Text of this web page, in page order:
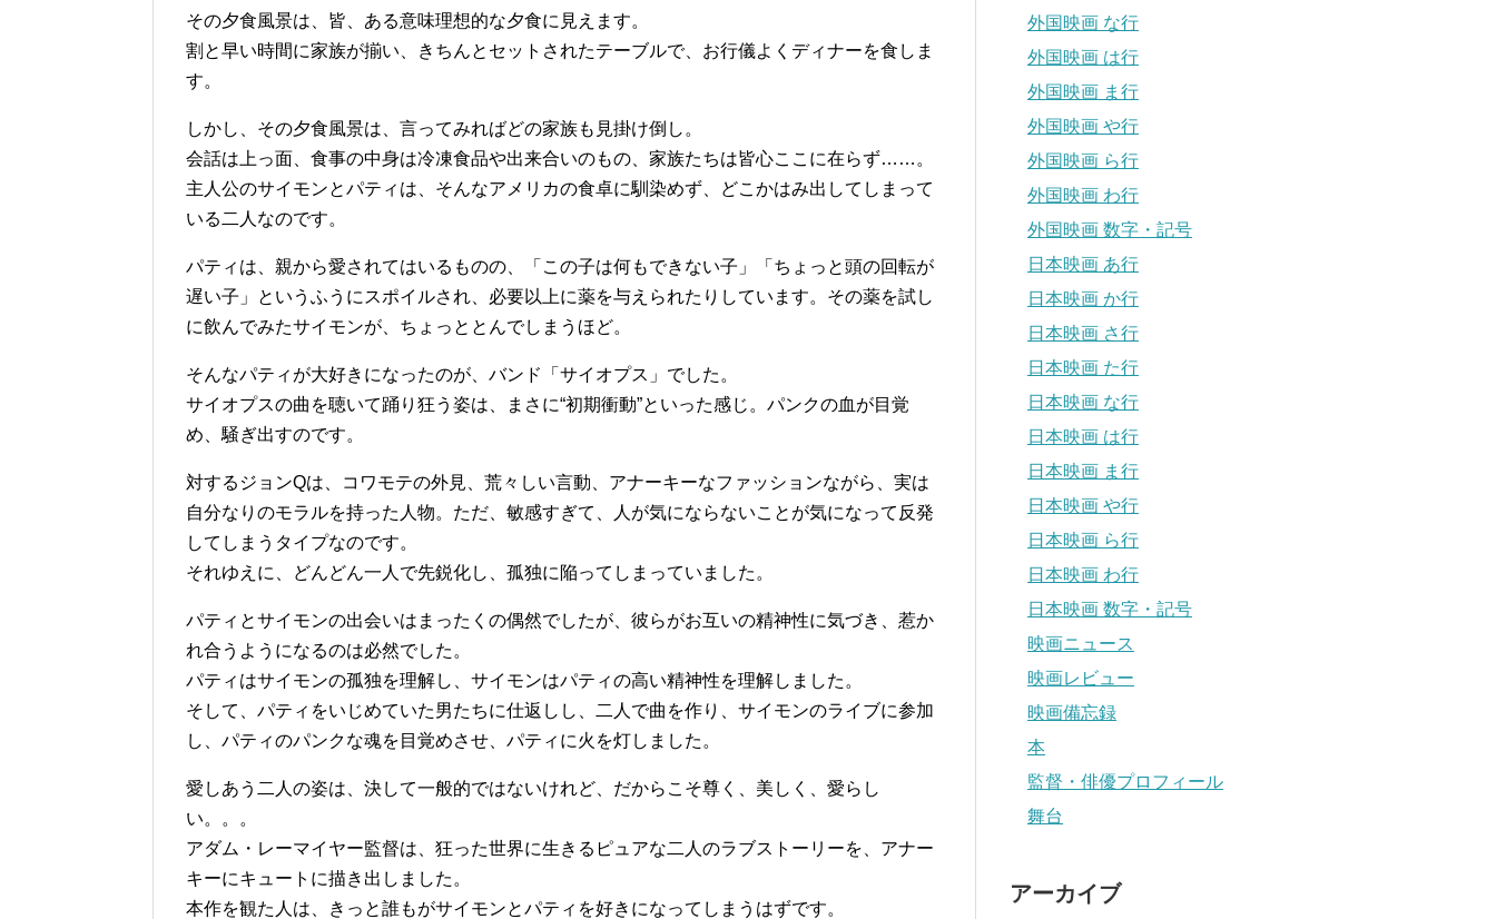
その夕食風景は、皆、ある意味理想的な夕食に見えます。
割と早い時間に家族が揃い、きちんとセットされたテーブルで、お行儀よくディナーを食しま
す。
しかし、その夕食風景は、言ってみればどの家族も見掛け倒し。
会話は上っ面、食事の中身は冷凍食品や出来合いのもの、家族たちは皆心ここに在らず……。
主人公のサイモンとパティは、そんなアメリカの食卓に馴染めず、どこかはみ出してしまって
いる二人なのです。
パティは、親から愛されてはいるものの、「この子は何もできない子」「ちょっと頭の回転が
遅い子」というふうにスポイルされ、必要以上に薬を与えられたりしています。その薬を試し
に飲んでみたサイモンが、ちょっととんでしまうほど。
そんなパティが大好きになったのが、バンド「サイオプス」でした。
サイオプスの曲を聴いて踊り狂う姿は、まさに“初期衝動”といった感じ。パンクの血が目覚
め、騒ぎ出すのです。
対するジョンQは、コワモテの外見、荒々しい言動、アナーキーなファッションながら、実は
自分なりのモラルを持った人物。ただ、敏感すぎて、人が気にならないことが気になって反発
してしまうタイプなのです。
それゆえに、どんどん一人で先鋭化し、孤独に陥ってしまっていました。
パティとサイモンの出会いはまったくの偶然でしたが、彼らがお互いの精神性に気づき、惹か
れ合うようになるのは必然でした。
パティはサイモンの孤独を理解し、サイモンはパティの高い精神性を理解しました。
そして、パティをいじめていた男たちに仕返しし、二人で曲を作り、サイモンのライブに参加
し、パティのパンクな魂を目覚めさせ、パティに火を灯しました。
愛しあう二人の姿は、決して一般的ではないけれど、だからこそ尊く、美しく、愛らし
い。。。
アダム・レーマイヤー監督は、狂った世界に生きるピュアな二人のラブストーリーを、アナー
キーにキュートに描き出しました。
本作を観た人は、きっと誰もがサイモンとパティを好きになってしまうはずです。
外国映画 な行
外国映画 は行
外国映画 ま行
外国映画 や行
外国映画 ら行
外国映画 わ行
外国映画 数字・記号
日本映画 あ行
日本映画 か行
日本映画 さ行
日本映画 た行
日本映画 な行
日本映画 は行
日本映画 ま行
日本映画 や行
日本映画 ら行
日本映画 わ行
日本映画 数字・記号
映画ニュース
映画レビュー
映画備忘録
本
監督・俳優プロフィール
舞台
アーカイブ